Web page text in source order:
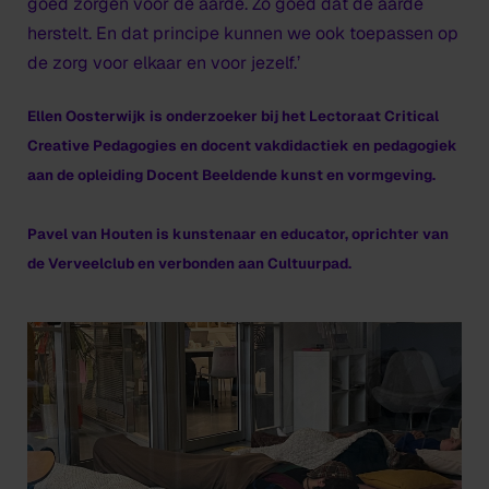
herstelt. En dat principe kunnen we ook toepassen op
de zorg voor elkaar en voor jezelf.’
Ellen Oosterwijk is onderzoeker bij het Lectoraat Critical
Creative Pedagogies en docent vakdidactiek en pedagogiek
aan de opleiding Docent Beeldende kunst en vormgeving.
Pavel van Houten is kunstenaar en educator, oprichter van
de Verveelclub en verbonden aan Cultuurpad.